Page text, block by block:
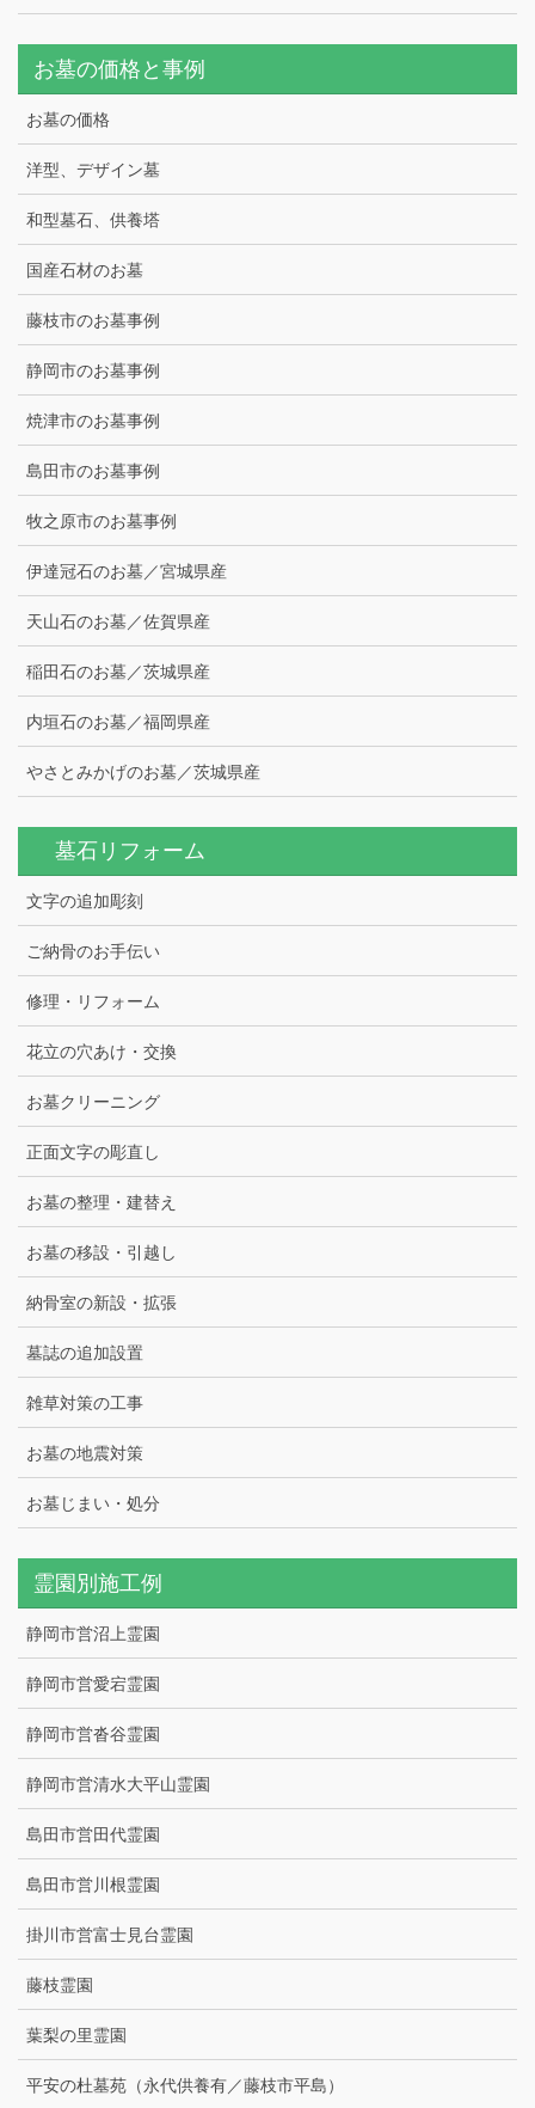
お墓の価格と事例
お墓の価格
洋型、デザイン墓
和型墓石、供養塔
国産石材のお墓
藤枝市のお墓事例
静岡市のお墓事例
焼津市のお墓事例
島田市のお墓事例
牧之原市のお墓事例
伊達冠石のお墓／宮城県産
天山石のお墓／佐賀県産
稲田石のお墓／茨城県産
内垣石のお墓／福岡県産
やさとみかげのお墓／茨城県産
墓石リフォーム
文字の追加彫刻
ご納骨のお手伝い
修理・リフォーム
花立の穴あけ・交換
お墓クリーニング
正面文字の彫直し
お墓の整理・建替え
お墓の移設・引越し
納骨室の新設・拡張
墓誌の追加設置
雑草対策の工事
お墓の地震対策
お墓じまい・処分
霊園別施工例
静岡市営沼上霊園
静岡市営愛宕霊園
静岡市営沓谷霊園
静岡市営清水大平山霊園
島田市営田代霊園
島田市営川根霊園
掛川市営富士見台霊園
藤枝霊園
葉梨の里霊園
平安の杜墓苑（永代供養有／藤枝市平島）